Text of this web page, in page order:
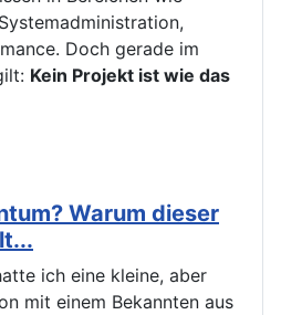
Doch gerade im
Kein Projekt ist wie das
Warum dieser
ich eine kleine, aber
mit einem Bekannten aus